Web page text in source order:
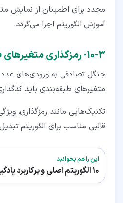
مجدد برای اطمینان از نمایش
آموزش الگوریتم اجرا می‌گردد.
۳‏-‏۱۰‏- رمزگذاری متغیرهای طبقه‌بندی
جنگل تصادفی به ورودی‌های عددی
متغیرهای طبقه‌بندی باید
تکنیک‌هایی مانند رمزگذاری،
قالبی مناسب برای الگوریتم
این را هم بخوانید
10 الگوریتم اصلی و پرکاربرد یادگیری ماشین